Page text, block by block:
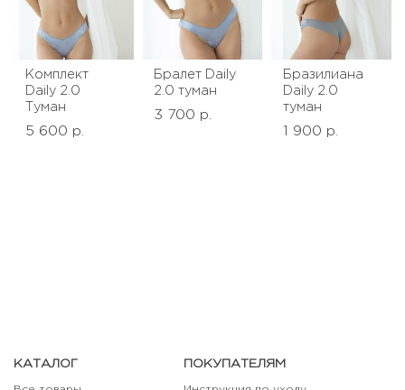
Комплект
Daily 2.0
Туман
5 600 р.
Бралет Daily
2.0 туман
3 700 р.
Бразилиана
Daily 2.0
туман
1 900 р.
КАТАЛОГ ПОКУПАТЕЛЯМ